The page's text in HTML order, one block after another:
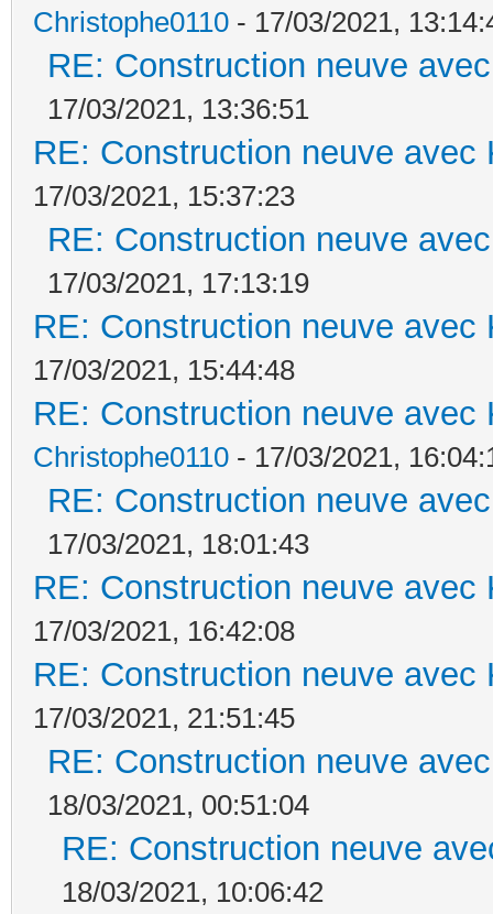
Christophe0110 - 17/03/2021,
RE: Construction neuve
17/03/2021, 13:36:51
RE: Construction neuve avec
17/03/2021, 15:37:23
RE: Construction neuve
17/03/2021, 17:13:19
RE: Construction neuve avec
17/03/2021, 15:44:48
RE: Construction neuve avec
Christophe0110 - 17/03/2021,
RE: Construction neuve
17/03/2021, 18:01:43
RE: Construction neuve avec
17/03/2021, 16:42:08
RE: Construction neuve avec
17/03/2021, 21:51:45
RE: Construction neuve
18/03/2021, 00:51:04
RE: Construction neuve
18/03/2021, 10:06:42